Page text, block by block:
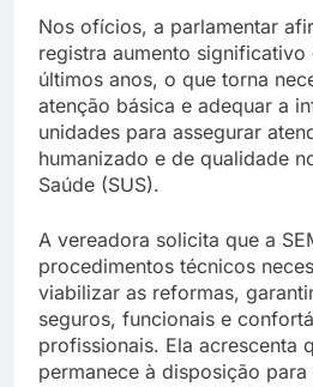
Nos ofícios, a parlamentar
registra aumento significativo
últimos anos, o que torna
atenção básica e adequar a
unidades para assegurar
humanizado e de qualidade
Saúde (SUS).
A vereadora solicita que a
procedimentos técnicos
viabilizar as reformas,
seguros, funcionais e
profissionais. Ela acrescenta
permanece à disposição